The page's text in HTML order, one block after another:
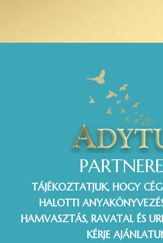
TÁJÉKOZTATJUK, HOGY
HALOTTI
HAMVASZTÁS, RAVATAL ÉS
KÉRJE